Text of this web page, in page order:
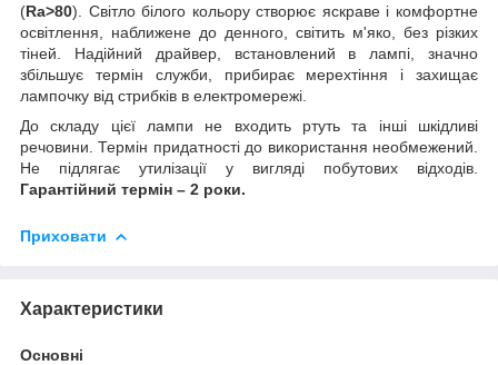
(Ra>80). Світло білого кольору створює яскраве і комфортне
освітлення, наближене до денного, світить м'яко, без різких
тіней. Надійний драйвер, встановлений в лампі, значно
збільшує термін служби, прибирає мерехтіння і захищає
лампочку від стрибків в електромережі.
До складу цієї лампи не входить ртуть та інші шкідливі
речовини. Термін придатності до використання необмежений.
Не підлягає утилізації у вигляді побутових відходів.
Гарантійний термін – 2 роки.
Приховати
Характеристики
Основні